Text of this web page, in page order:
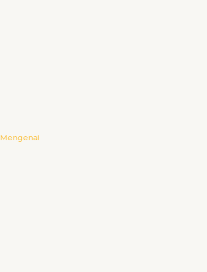
Mengenai